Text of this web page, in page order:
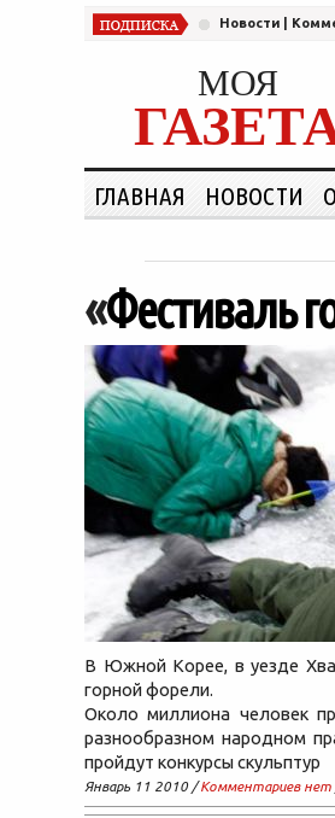
Новости
МОЯ
ГЛАВНАЯ НОВОСТИ
«Фестиваль
В Южной Корее, в уезде
горной форели.
Около миллиона человек
разнообразном народном
пройдут конкурсы скульптур
Январь 11 2010 /Комментариев нет